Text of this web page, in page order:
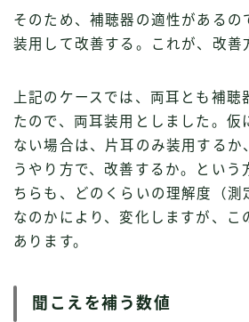
そのため、補聴器の適性があるの
装用して改善する。これが、改善
上記のケースでは、両耳とも補聴
たので、両耳装用としました。仮
ない場合は、片耳のみ装用するか
うやり方で、改善するか。という
ちらも、どのくらいの理解度（測
なのかにより、変化しますが、こ
あります。
聞こえを補う数値